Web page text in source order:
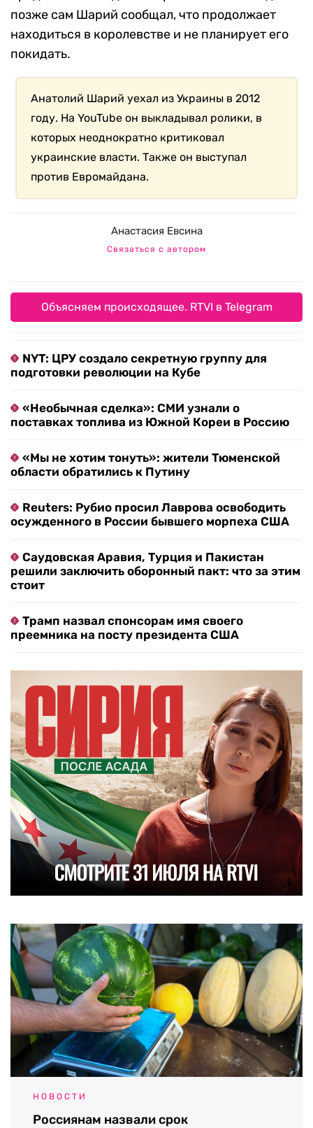
позже сам Шарий сообщал, что продолжает
находиться в королевстве и не планирует его
покидать.
Анатолий Шарий уехал из Украины в 2012
году. На YouTube он выкладывал ролики, в
которых неоднократно критиковал
украинские власти. Также он выступал
против Евромайдана.
Анастасия Евсина
Связаться с автором
Объясняем происходящее. RTVI в Telegram
NYT: ЦРУ создало секретную группу для
подготовки революции на Кубе
«Необычная сделка»: СМИ узнали о
поставках топлива из Южной Кореи в Россию
«Мы не хотим тонуть»: жители Тюменской
области обратились к Путину
Reuters: Рубио просил Лаврова освободить
осужденного в России бывшего морпеха США
Саудовская Аравия, Турция и Пакистан
решили заключить оборонный пакт: что за этим
стоит
Трамп назвал спонсорам имя своего
преемника на посту президента США
НОВОСТИ
Россиянам назвали срок